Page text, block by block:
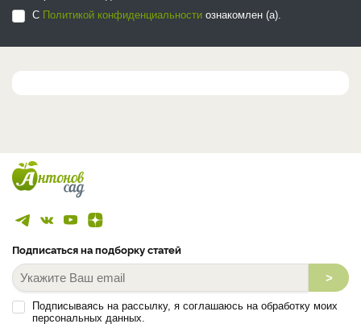
С Политикой конфиденциальности ознакомлен (а).
Подписаться на подборку статей
>
Подписываясь на рассылку, я соглашаюсь на обработку моих
персональных данных.